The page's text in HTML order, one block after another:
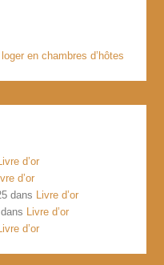
en chambres d’hôtes
d’or
d’or
dans Livre d’or
dans Livre d’or
d’or